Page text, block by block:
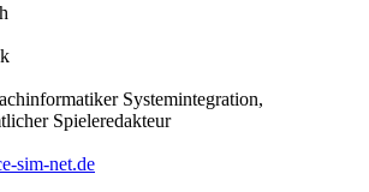
Systemintegration,
Spieleredakteur
sim-net.de